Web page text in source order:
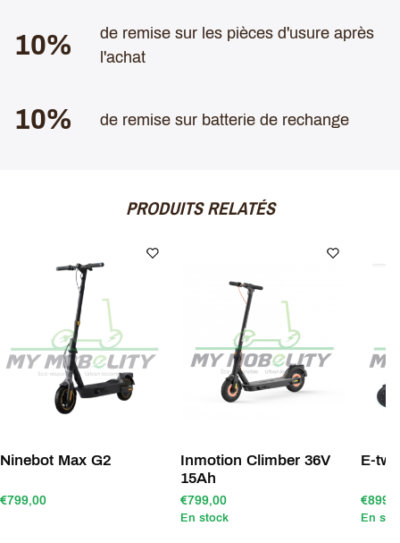
10%
de remise sur les pièces d'usure après
l'achat
10% de remise sur batterie de rechange
PRODUITS RELATÉS
Ninebot Max G2
€799,00
Inmotion Climber 36V
15Ah
€799,00
En stock
E-
En